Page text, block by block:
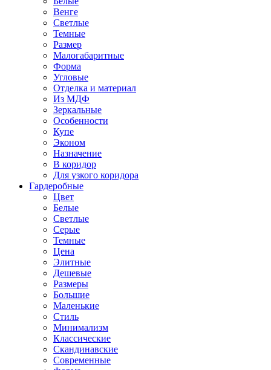
Венге
Светлые
Темные
Размер
Малогабаритные
Форма
Угловые
Отделка и материал
Из МДФ
Зеркальные
Особенности
Купе
Эконом
Назначение
В коридор
Для узкого коридора
Гардеробные
Цвет
Белые
Светлые
Серые
Темные
Цена
Элитные
Дешевые
Размеры
Большие
Маленькие
Стиль
Минимализм
Классические
Скандинавские
Современные